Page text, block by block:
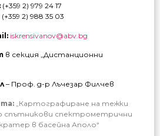
(+359 2) 979 24 17
2) 988 35 03
iskrensivanov@abv.bg
в секция „Дистанционни
– Проф. д-р Лъчезар Филчев
„Картографиране на тежки
спътникови спектрометрични
в басейна Аполо“